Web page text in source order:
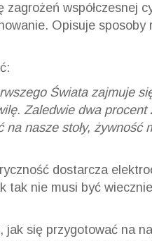
współczesnej
Opisuje sposoby
Świata zajmuje
Zaledwie dwa procent
nasze stoły, żywność
dostarcza
tak nie musi być
się przygotować na